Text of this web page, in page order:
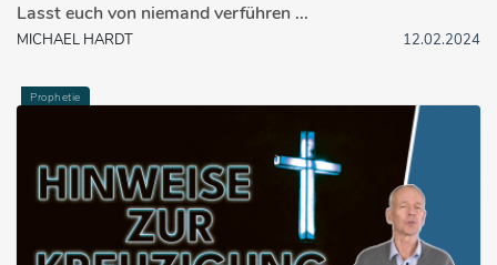
Lasst euch von niemand verführen ...
MICHAEL HARDT 12.02.2024
Prophetie